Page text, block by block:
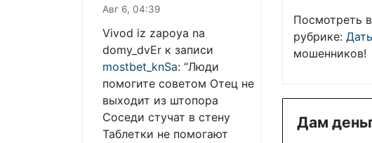
Авг 6, 04:39
Vivod iz zapoya na
domy_dvEr к записи
mostbet_knSa: “Люди
помогите советом Отец не
выходит из штопора
Соседи стучат в стену
Таблетки не помогают
Посмотреть
рубрике:
мошенников!
Дам